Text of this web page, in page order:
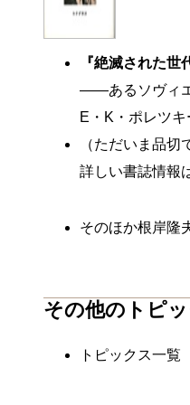
『絶滅された世
――あるソヴィ
E・K・ポレツ
（ただいま品
詳しい書誌情報
そのほか根岸隆
その他のトピ
トピックス一覧